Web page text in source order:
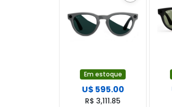
Em estoque
U$ 595.00
R$ 3,111.85